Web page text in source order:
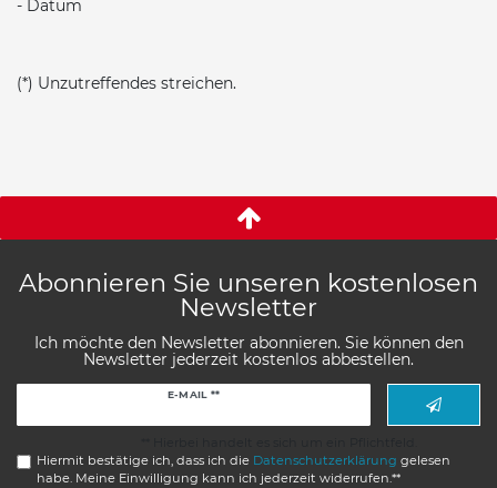
- Datum
(*) Unzutreffendes streichen.
Abonnieren Sie unseren kostenlosen
Newsletter
Ich möchte den Newsletter abonnieren. Sie können den
Newsletter jederzeit kostenlos abbestellen.
E-MAIL **
Hiermit bestätige ich, dass ich die Daten­schutz­erklärung gelesen
habe. Meine Einwilligung kann ich jederzeit widerrufen.**